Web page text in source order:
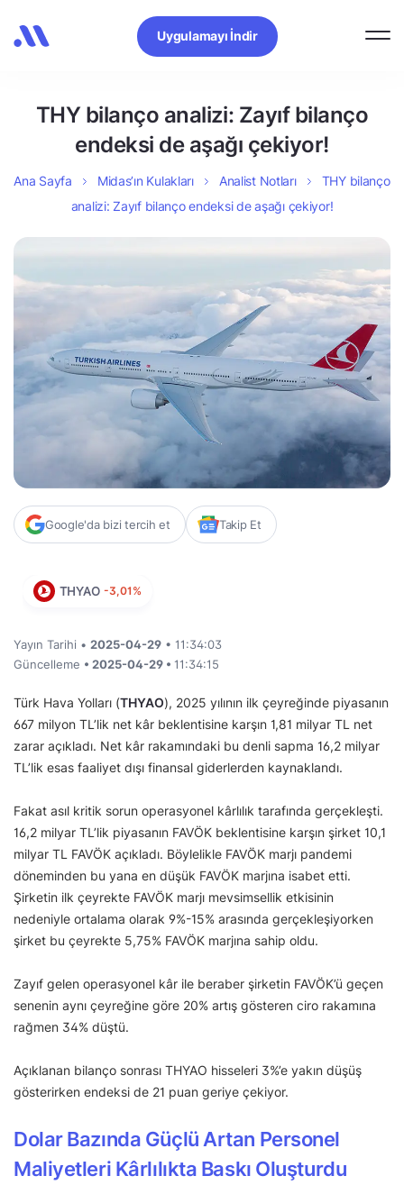
Uygulamayı İndir
THY bilanço analizi: Zayıf bilanço
endeksi de aşağı çekiyor!
Ana Sayfa Midas’ın Kulakları Analist Notları
THY bilanço
analizi: Zayıf bilanço endeksi de aşağı çekiyor!
Google'da bizi tercih et Takip Et
THYAO -3,01%
Yayın Tarihi • 2025-04-29 • 11:34:03
Güncelleme • 2025-04-29 • 11:34:15
Türk Hava Yolları (THYAO), 2025 yılının ilk çeyreğinde piyasanın
667 milyon TL’lik net kâr beklentisine karşın 1,81 milyar TL net
zarar açıkladı. Net kâr rakamındaki bu denli sapma 16,2 milyar
TL’lik esas faaliyet dışı finansal giderlerden kaynaklandı.
Fakat asıl kritik sorun operasyonel kârlılık tarafında gerçekleşti.
16,2 milyar TL’lik piyasanın FAVÖK beklentisine karşın şirket 10,1
milyar TL FAVÖK açıkladı. Böylelikle FAVÖK marjı pandemi
döneminden bu yana en düşük FAVÖK marjına isabet etti.
Şirketin ilk çeyrekte FAVÖK marjı mevsimsellik etkisinin
nedeniyle ortalama olarak 9%-15% arasında gerçekleşiyorken
şirket bu çeyrekte 5,75% FAVÖK marjına sahip oldu.
Zayıf gelen operasyonel kâr ile beraber şirketin FAVÖK’ü geçen
senenin aynı çeyreğine göre 20% artış gösteren ciro rakamına
rağmen 34% düştü.
Açıklanan bilanço sonrası THYAO hisseleri 3%’e yakın düşüş
gösterirken endeksi de 21 puan geriye çekiyor.
Dolar Bazında Güçlü Artan Personel
Maliyetleri Kârlılıkta Baskı Oluşturdu